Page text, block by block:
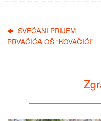
SVEČANI PRIJEM
PRVAČIĆA OŠ “KOVAČIĆI”